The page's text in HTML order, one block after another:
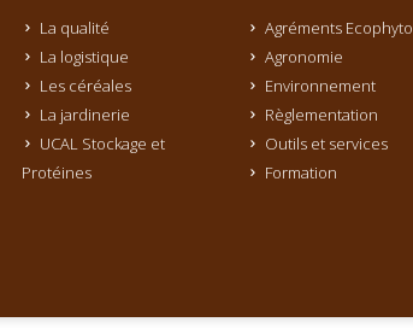
La qualité
La logistique
Les céréales
La jardinerie
UCAL Stockage et
Protéines
Agréments Ecophyto
Agronomie
Environnement
Règlementation
Outils et services
Formation